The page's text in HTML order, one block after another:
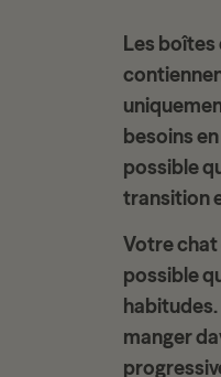
Les boîtes
besoins
possible
transition
Votre
possible
manger